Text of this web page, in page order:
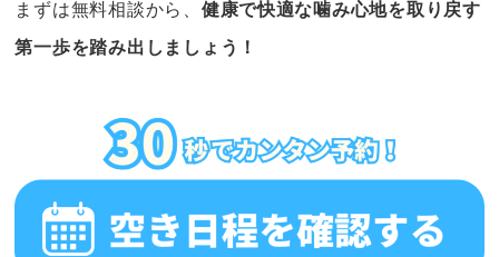
まずは無料相談から、 健康で快適な噛み心地を取り戻す
第一歩を踏み出しましょう！